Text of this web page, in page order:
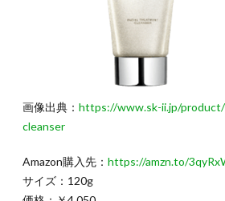
画像出典： https://www.sk-ii.jp/
cleanser
Amazon購入先： https://amzn.to/
サイズ：120g